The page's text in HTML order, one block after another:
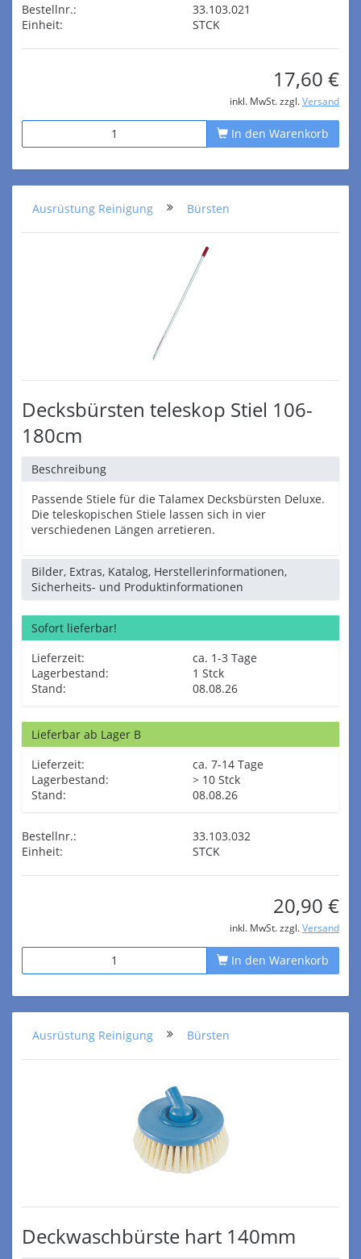
Bestellnr.:
33.103.021
Einheit:
STCK
17,60 €
inkl. MwSt. zzgl. Versand
In den Warenkorb
Ausrüstung Reinigung Bürsten
Decksbürsten teleskop Stiel 106-
180cm
Beschreibung
Passende Stiele für die Talamex Decksbürsten Deluxe.
Die teleskopischen Stiele lassen sich in vier
verschiedenen Längen arretieren.
Bilder, Extras, Katalog, Herstellerinformationen,
Sicherheits- und Produktinformationen
Sofort lieferbar!
Lieferzeit:
ca. 1-3 Tage
Lagerbestand:
1 Stck
Stand:
08.08.26
Lieferbar ab Lager B
Lieferzeit:
ca. 7-14 Tage
Lagerbestand:
> 10 Stck
Stand:
08.08.26
Bestellnr.:
33.103.032
Einheit:
STCK
20,90 €
inkl. MwSt. zzgl. Versand
In den Warenkorb
Ausrüstung Reinigung Bürsten
Deckwaschbürste hart 140mm